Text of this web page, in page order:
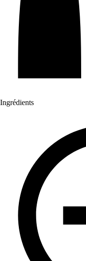
Ingrédients